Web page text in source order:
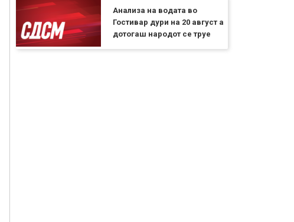
Анализа на водата во
Гостивар дури на 20 август а
дотогаш народот се труе